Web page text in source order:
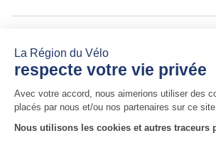
Aintourisme
http://www.ain-tourisme.com